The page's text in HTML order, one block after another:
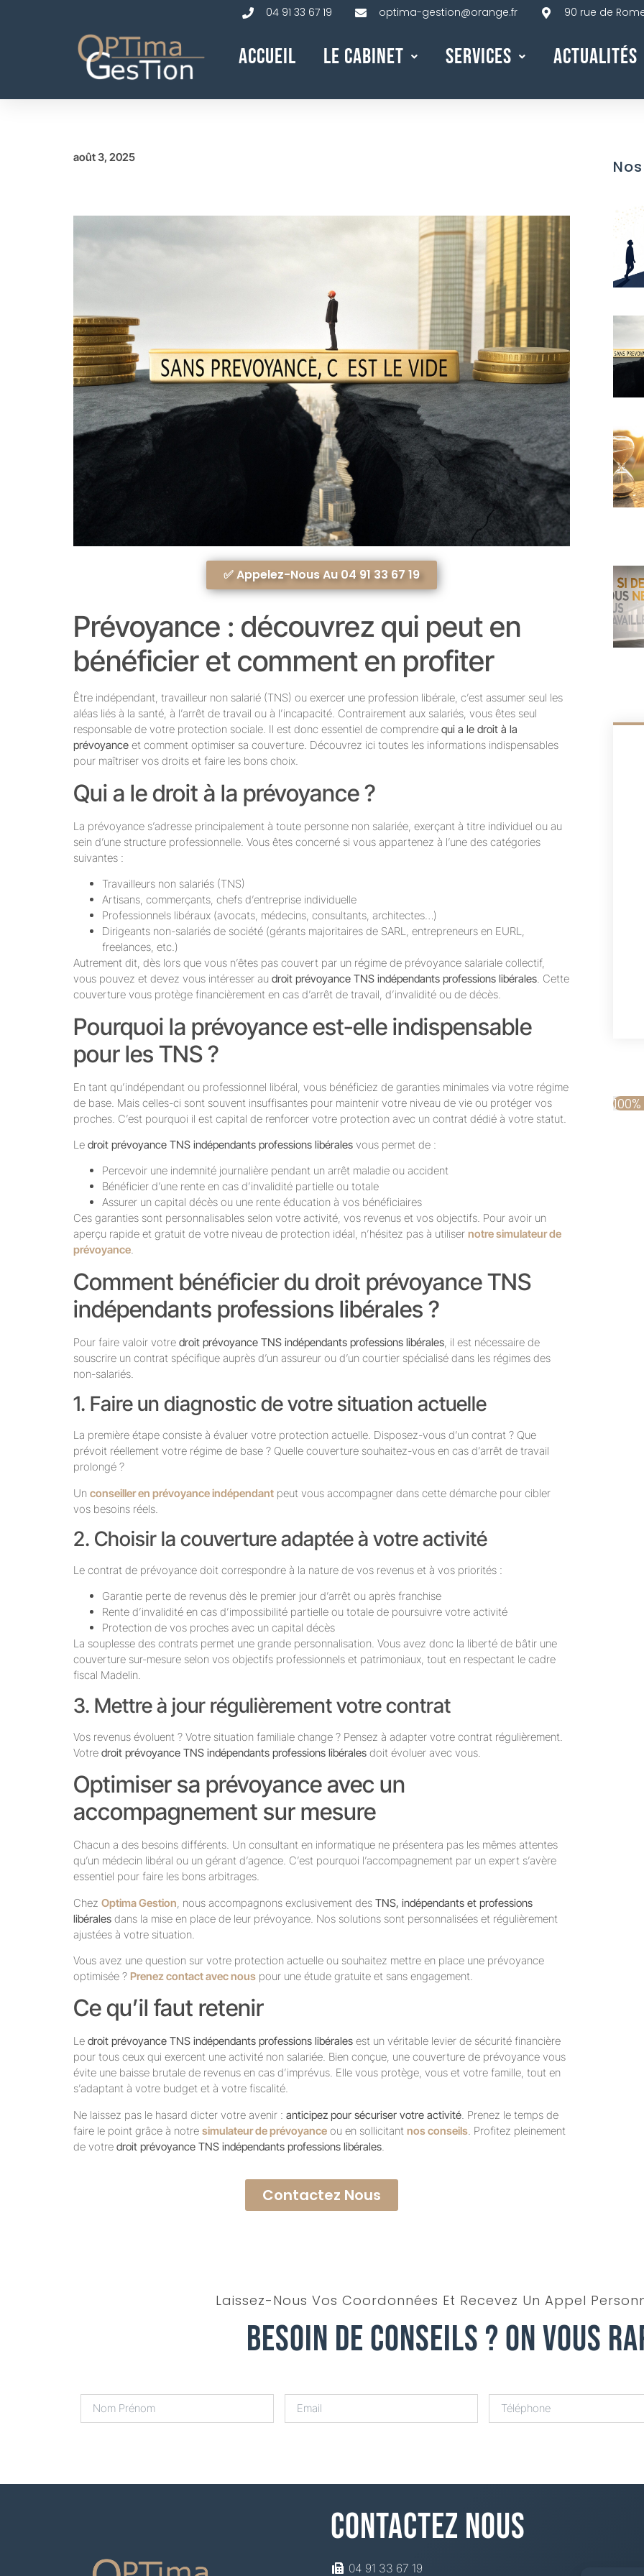
04 91 33 67 19 optima-gestion@orange.fr 90 rue de
Accueil Le Cabinet Services Actualités
août 3, 2025
✅ Appelez-Nous Au 04 91 33 67 19
Prévoyance : découvrez qui peut en
bénéficier et comment en profiter
Être indépendant, travailleur non salarié (TNS) ou exercer une profession libérale, c’est assumer seul les
aléas liés à la santé, à l’arrêt de travail ou à l’incapacité. Contrairement aux salariés, vous êtes seul
responsable de votre protection sociale. Il est donc essentiel de comprendre qui a le droit à la
prévoyance et comment optimiser sa couverture. Découvrez ici toutes les informations indispensables
pour maîtriser vos droits et faire les bons choix.
Qui a le droit à la prévoyance ?
La prévoyance s’adresse principalement à toute personne non salariée, exerçant à titre individuel ou au
sein d’une structure professionnelle. Vous êtes concerné si vous appartenez à l’une des catégories
suivantes :
Travailleurs non salariés (TNS)
Artisans, commerçants, chefs d’entreprise individuelle
Professionnels libéraux (avocats, médecins, consultants, architectes…)
Dirigeants non-salariés de société (gérants majoritaires de SARL, entrepreneurs en EURL,
freelances, etc.)
Autrement dit, dès lors que vous n’êtes pas couvert par un régime de prévoyance salariale collectif,
vous pouvez et devez vous intéresser au droit prévoyance TNS indépendants professions libérales. Cette
couverture vous protège financièrement en cas d’arrêt de travail, d’invalidité ou de décès.
Pourquoi la prévoyance est-elle indispensable
pour les TNS ?
En tant qu’indépendant ou professionnel libéral, vous bénéficiez de garanties minimales via votre régime
de base. Mais celles-ci sont souvent insuffisantes pour maintenir votre niveau de vie ou protéger vos
proches. C’est pourquoi il est capital de renforcer votre protection avec un contrat dédié à votre statut.
Le droit prévoyance TNS indépendants professions libérales vous permet de :
Percevoir une indemnité journalière pendant un arrêt maladie ou accident
Bénéficier d’une rente en cas d’invalidité partielle ou totale
Assurer un capital décès ou une rente éducation à vos bénéficiaires
Ces garanties sont personnalisables selon votre activité, vos revenus et vos objectifs. Pour avoir un
aperçu rapide et gratuit de votre niveau de protection idéal, n’hésitez pas à utiliser notre simulateur de
prévoyance.
Comment bénéficier du droit prévoyance TNS
indépendants professions libérales ?
Pour faire valoir votre droit prévoyance TNS indépendants professions libérales, il est nécessaire de
souscrire un contrat spécifique auprès d’un assureur ou d’un courtier spécialisé dans les régimes des
non-salariés.
1. Faire un diagnostic de votre situation actuelle
La première étape consiste à évaluer votre protection actuelle. Disposez-vous d’un contrat ? Que
prévoit réellement votre régime de base ? Quelle couverture souhaitez-vous en cas d’arrêt de travail
prolongé ?
Un conseiller en prévoyance indépendant peut vous accompagner dans cette démarche pour cibler
vos besoins réels.
2. Choisir la couverture adaptée à votre activité
Le contrat de prévoyance doit correspondre à la nature de vos revenus et à vos priorités :
Garantie perte de revenus dès le premier jour d’arrêt ou après franchise
Rente d’invalidité en cas d’impossibilité partielle ou totale de poursuivre votre activité
Protection de vos proches avec un capital décès
La souplesse des contrats permet une grande personnalisation. Vous avez donc la liberté de bâtir une
couverture sur-mesure selon vos objectifs professionnels et patrimoniaux, tout en respectant le cadre
fiscal Madelin.
3. Mettre à jour régulièrement votre contrat
Vos revenus évoluent ? Votre situation familiale change ? Pensez à adapter votre contrat régulièrement.
Votre droit prévoyance TNS indépendants professions libérales doit évoluer avec vous.
Optimiser sa prévoyance avec un
accompagnement sur mesure
Chacun a des besoins différents. Un consultant en informatique ne présentera pas les mêmes attentes
qu’un médecin libéral ou un gérant d’agence. C’est pourquoi l’accompagnement par un expert s’avère
essentiel pour faire les bons arbitrages.
Chez Optima Gestion , nous accompagnons exclusivement des TNS, indépendants et professions
libérales dans la mise en place de leur prévoyance. Nos solutions sont personnalisées et régulièrement
ajustées à votre situation.
Vous avez une question sur votre protection actuelle ou souhaitez mettre en place une prévoyance
optimisée ? Prenez contact avec nous pour une étude gratuite et sans engagement.
Ce qu’il faut retenir
Le droit prévoyance TNS indépendants professions libérales est un véritable levier de sécurité financière
pour tous ceux qui exercent une activité non salariée. Bien conçue, une couverture de prévoyance vous
évite une baisse brutale de revenus en cas d’imprévus. Elle vous protège, vous et votre famille, tout en
s’adaptant à votre budget et à votre fiscalité.
Ne laissez pas le hasard dicter votre avenir : anticipez pour sécuriser votre activité . Prenez le temps de
faire le point grâce à notre simulateur de prévoyance ou en sollicitant nos conseils . Profitez pleinement
de votre droit prévoyance TNS indépendants professions libérales
Contactez Nous
100%
Laissez-Nous Vos Coordonnées Et Recevez Un Appel
Besoin De Conseils ? On Vous
Contactez Nous
04 91 33 67 19